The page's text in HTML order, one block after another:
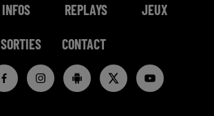
INFOS REPLAYS JEUX
SORTIES CONTACT